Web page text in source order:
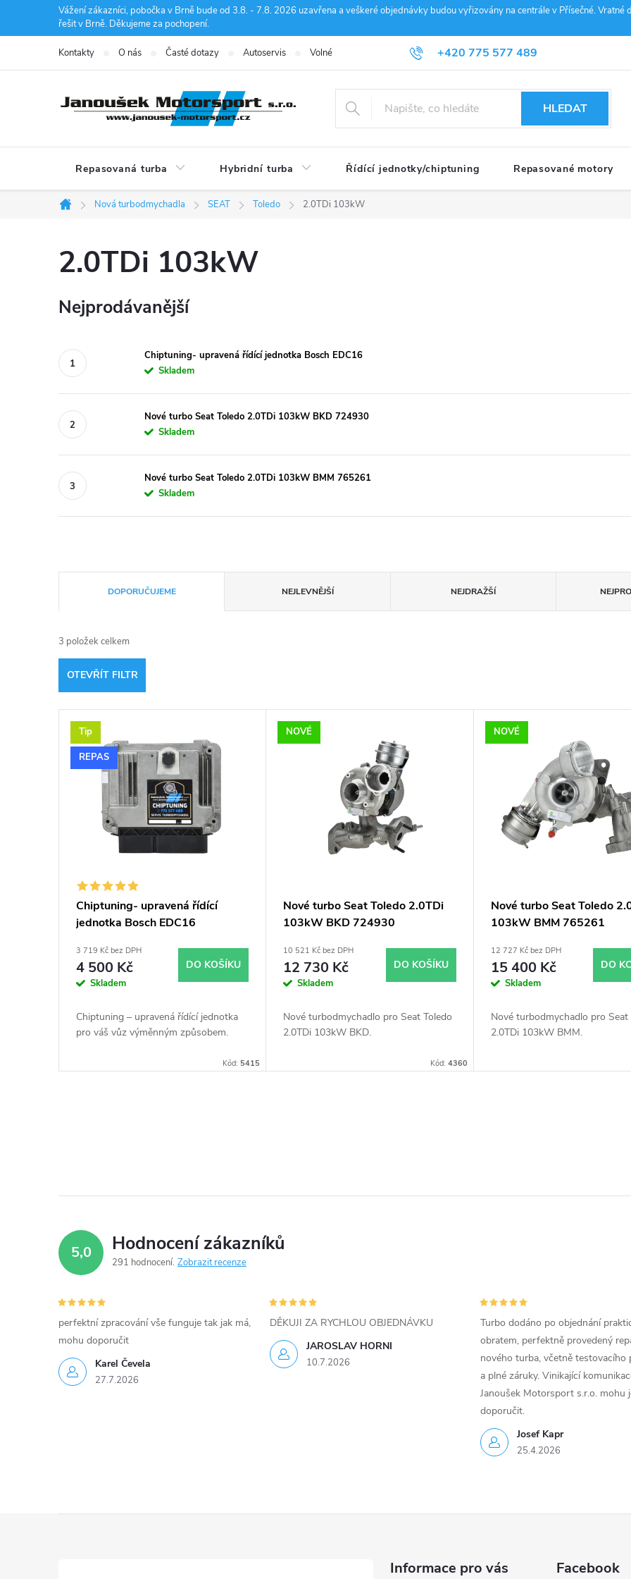
Vážení zákazníci, pobočka v Brně bude od 3.8. - 7.8. 2026 uzavřena a veškeré objednávky budou vyřizovány na centrále v Přísečné.
řešit v Brně. Děkujeme za pochopení.
+420 775 577 489
info@janousek-motorsport.cz
Kontakty O nás Časté dotazy Autoservis Volné pozice Obchodní podmínky Reklamace
HLEDAT
Repasovaná turba Hybridní turba Řídící jednotky/chiptuning Repasované motory
Domů
Nová turbodmychadla SEAT Toledo 2.0TDi 103kW
2.0TDi 103kW
Nejprodávanější
Chiptuning- upravená řídící jednotka Bosch EDC16
Skladem
Nové turbo Seat Toledo 2.0TDi 103kW BKD 724930
Skladem
Nové turbo Seat Toledo 2.0TDi 103kW BMM 765261
Skladem
a
z
e
n
DOPORUČUJEME NEJLEVNĚJŠÍ NEJDRAŽŠÍ
3 položek celkem
OTEVŘÍT FILTR
V
ý
k
Tip
REPAS
Chiptuning- upravená řídící
jednotka Bosch EDC16
3 719 Kč bez DPH
4 500 Kč
Skladem
DO KOŠÍKU
Chiptuning – upravená řídící jednotka
pro váš vůz výměnným způsobem.
Kód: 5415
NOVÉ
Nové turbo Seat Toledo 2.0TDi
103kW BKD 724930
10 521 Kč bez DPH
12 730 Kč
Skladem
DO KOŠÍKU
Nové turbodmychadlo pro Seat Toledo
2.0TDi 103kW BKD.
Kód: 4360
NOVÉ
Nové turbo Seat Toledo
103kW BMM 765261
12 727 Kč bez DPH
15 400 Kč
Skladem
DO
Nové turbodmychadlo pro Seat
2.0TDi 103kW BMM.
d
a
c
í
p
r
ý
5,0 Hodnocení zákazníků
291 hodnocení Zobrazit recenze
Karel Čevela
27.7.2026
perfektní zpracování vše funguje tak jak má,
mohu doporučit
JAROSLAV HORNI
10.7.2026
DĚKUJI ZA RYCHLOU OBJEDNÁVKU
Josef Kapr
25.4.2026
Turbo dodáno po objednání
obratem, perfektně provedený
nového turba, včetně testovacího
a plné záruky. Vinikající
Janoušek Motorsport s.r.o. mohu
doporučit.
Informace pro vás Facebook